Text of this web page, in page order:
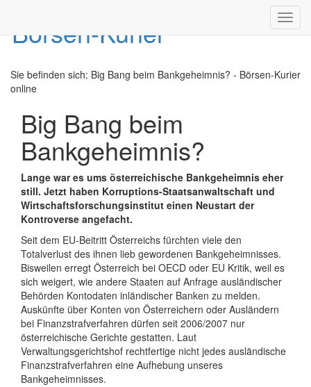
Sie befinden sich: Big Bang beim Bankgeheimnis? - Börsen-Kurier
online
Big Bang beim
Bankgeheimnis?
Lange war es ums österreichische Bankgeheimnis eher
still. Jetzt haben Korruptions-Staatsanwaltschaft und
Wirtschaftsforschungsinstitut einen Neustart der
Kontroverse angefacht.
Seit dem EU-Beitritt Österreichs fürchten viele den
Totalverlust des ihnen lieb gewordenen Bankgeheimnisses.
Bisweilen erregt Österreich bei OECD oder EU Kritik, weil es
sich weigert, wie andere Staaten auf Anfrage ausländischer
Behörden Kontodaten inländischer Banken zu melden.
Auskünfte über Konten von Österreichern oder Ausländern
bei Finanzstrafverfahren dürfen seit 2006/2007 nur
österreichische Gerichte gestatten. Laut
Verwaltungsgerichtshof rechtfertige nicht jedes ausländische
Finanzstrafverfahren eine Aufhebung unseres
Bankgeheimnisses.